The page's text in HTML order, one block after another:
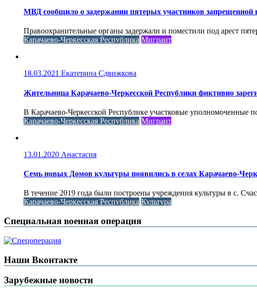
МВД сообщило о задержании пятерых участников запрещенной
Правоохранительные органы задержали и поместили под арест
Карачаево-Черкесская Республика Мигрант
18.03.2021 Екатерина Сдвижкова
Жительница Карачаево-Черкесской Республики фиктивно
В Карачаево-Черкесской Республике участковые
Карачаево-Черкесская Республика Мигрант
13.01.2020 Анастасия
Семь новых Домов культуры появились в селах Карачаево-
В течение 2019 года были построены учреждения культуры в с.
Карачаево-Черкесская Республика Культура
Специальная военная операция
Наши Вконтакте
Зарубежные новости